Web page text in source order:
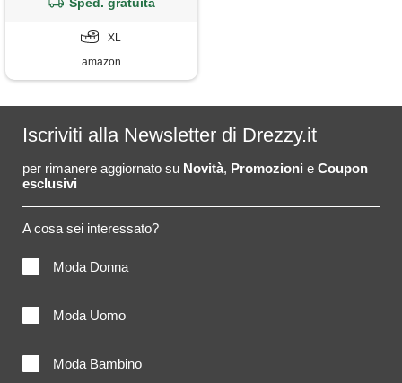
XL
amazon
Iscriviti alla Newsletter di Drezzy.it
per rimanere aggiornato su Novità, Promozioni e Coupon
esclusivi
A cosa sei interessato?
Moda Donna
Moda Uomo
Moda Bambino